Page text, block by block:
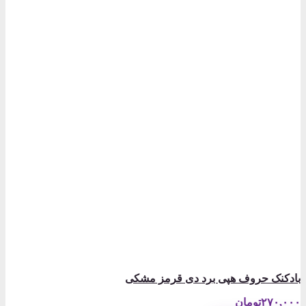
بادکنک حروف هپی برد دی قرمز مشکی
۲۷۰,۰۰۰تومان